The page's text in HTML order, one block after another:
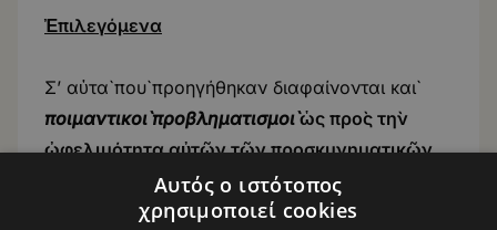
Ἐπιλεγόμενα
Σ’ αὐτὰ ποὺ προηγήθηκαν διαφαίνονται καὶ
ποιμαντικοὶ προβληματισμοὶὡς πρὸς τὴν
ὠφελιμότητα αὐτῶν τῶν προσκυνηματικῶν
περιηγήσεωνἢ ὅπως ἀλλιῶς θὰ θέλαμε νὰ
χαρακτηρίσουμε τὶς ἀπόπειρες προσεγγίσεως
Αυτός ο ιστότοπος
χρησιμοποιεί cookies